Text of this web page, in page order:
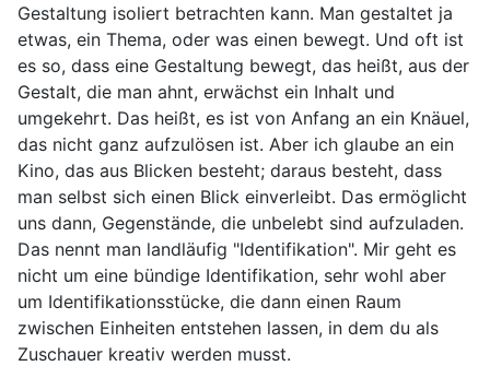
Gestaltung isoliert betrachten kann. Man gestaltet ja
etwas, ein Thema, oder was einen bewegt. Und oft ist
es so, dass eine Gestaltung bewegt, das heißt, aus der
Gestalt, die man ahnt, erwächst ein Inhalt und
umgekehrt. Das heißt, es ist von Anfang an ein Knäuel,
das nicht ganz aufzulösen ist. Aber ich glaube an ein
Kino, das aus Blicken besteht; daraus besteht, dass
man selbst sich einen Blick einverleibt. Das ermöglicht
uns dann, Gegenstände, die unbelebt sind aufzuladen.
Das nennt man landläufig "Identifikation". Mir geht es
nicht um eine bündige Identifikation, sehr wohl aber
um Identifikationsstücke, die dann einen Raum
zwischen Einheiten entstehen lassen, in dem du als
Zuschauer kreativ werden musst.